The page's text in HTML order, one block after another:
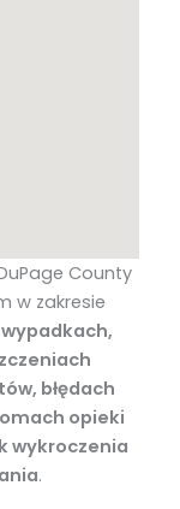
County
w zakresie
błędach
opieki
wykroczenia
.